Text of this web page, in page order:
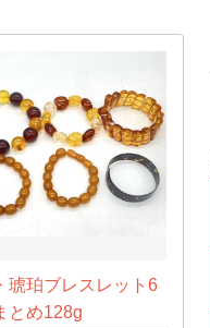
琥珀ブレスレット6
とめ128g